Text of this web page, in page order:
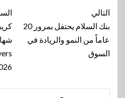
تنقل
المقالة
التالي
بنك السلام يحتفل بمرور 20
عاماً من النمو والريادة في
السوق